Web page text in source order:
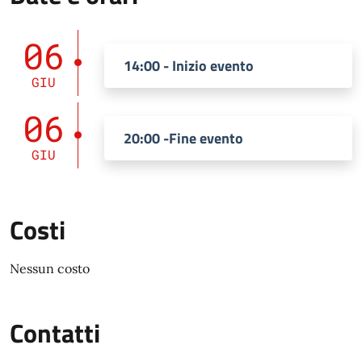
06
GIU
14:00 - Inizio evento
06
GIU
20:00 -Fine evento
Costi
Nessun costo
Contatti